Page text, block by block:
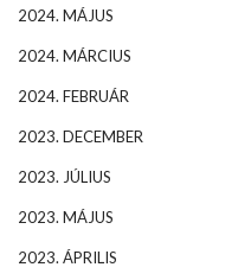
2024. MÁJUS
2024. MÁRCIUS
2024. FEBRUÁR
2023. DECEMBER
2023. JÚLIUS
2023. MÁJUS
2023. ÁPRILIS